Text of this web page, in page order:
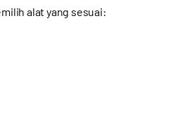
alat yang sesuai: